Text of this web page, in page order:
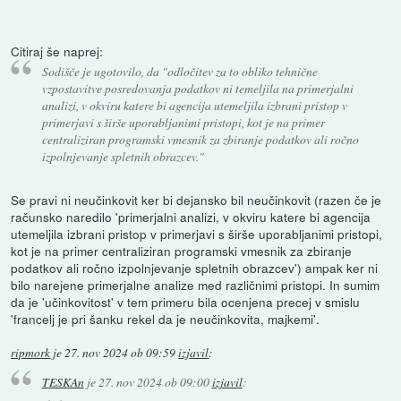
Citiraj še naprej:
Sodišče je ugotovilo, da "odločitev za to obliko tehnične
vzpostavitve posredovanja podatkov ni temeljila na primerjalni
analizi, v okviru katere bi agencija utemeljila izbrani pristop v
primerjavi s širše uporabljanimi pristopi, kot je na primer
centraliziran programski vmesnik za zbiranje podatkov ali ročno
izpolnjevanje spletnih obrazcev."
Se pravi ni neučinkovit ker bi dejansko bil neučinkovit (razen če je
računsko naredilo 'primerjalni analizi, v okviru katere bi agencija
utemeljila izbrani pristop v primerjavi s širše uporabljanimi pristopi,
kot je na primer centraliziran programski vmesnik za zbiranje
podatkov ali ročno izpolnjevanje spletnih obrazcev') ampak ker ni
bilo narejene primerjalne analize med različnimi pristopi. In sumim
da je 'učinkovitost' v tem primeru bila ocenjena precej v smislu
'francelj je pri šanku rekel da je neučinkovita, majkemi'.
ripmork je27. nov 2024 ob 09:59izjavil:
TESKAnje27. nov 2024 ob 09:00izjavil: